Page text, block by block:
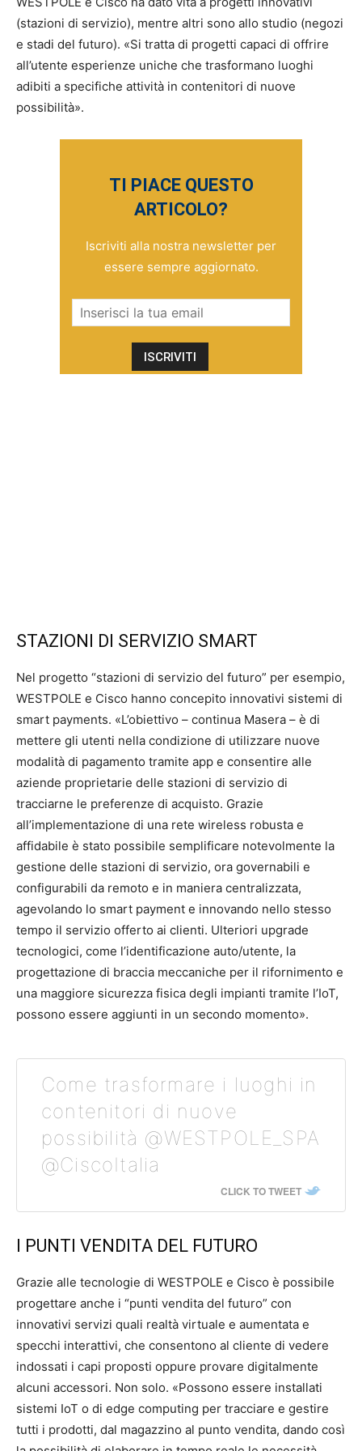
(stazioni di servizio), mentre altri sono allo studio (negozi
e stadi del futuro). «Si tratta di progetti capaci di offrire
all’utente esperienze uniche che trasformano luoghi
adibiti a specifiche attività in contenitori di nuove
possibilità».
TI PIACE QUESTO
ARTICOLO?
Iscriviti alla nostra newsletter per
essere sempre aggiornato.
STAZIONI DI SERVIZIO SMART
Nel progetto “stazioni di servizio del futuro” per esempio,
WESTPOLE e Cisco hanno concepito innovativi sistemi di
smart payments. «L’obiettivo – continua Masera – è di
mettere gli utenti nella condizione di utilizzare nuove
modalità di pagamento tramite app e consentire alle
aziende proprietarie delle stazioni di servizio di
tracciarne le preferenze di acquisto. Grazie
all’implementazione di una rete wireless robusta e
affidabile è stato possibile semplificare notevolmente la
gestione delle stazioni di servizio, ora governabili e
configurabili da remoto e in maniera centralizzata,
agevolando lo smart payment e innovando nello stesso
tempo il servizio offerto ai clienti. Ulteriori upgrade
tecnologici, come l’identificazione auto/utente, la
progettazione di braccia meccaniche per il rifornimento e
una maggiore sicurezza fisica degli impianti tramite l’IoT,
possono essere aggiunti in un secondo momento».
Come trasformare i luoghi in
contenitori di nuove
possibilità @WESTPOLE_SPA
@CiscoItalia
CLICK TO TWEET
I PUNTI VENDITA DEL FUTURO
Grazie alle tecnologie di WESTPOLE e Cisco è possibile
progettare anche i “punti vendita del futuro” con
innovativi servizi quali realtà virtuale e aumentata e
specchi interattivi, che consentono al cliente di vedere
indossati i capi proposti oppure provare digitalmente
alcuni accessori. Non solo. «Possono essere installati
sistemi IoT o di edge computing per tracciare e gestire
tutti i prodotti, dal magazzino al punto vendita, dando così